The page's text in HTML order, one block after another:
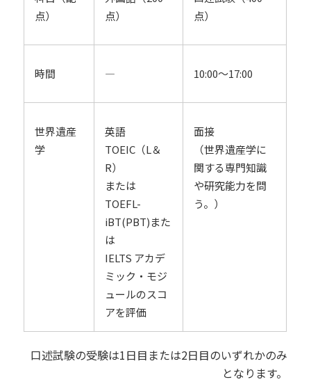
点）
点）
点）
時間 ― 10:00～17:00
世界遺産
学
英語
TOEIC（L＆
R）
または
TOEFL-
iBT(PBT)また
は
IELTS アカデ
ミック・モジ
ュールのスコ
アを評価
面接
（世界遺産学に
関する専門知識
や研究能力を問
う。）
口述試験の受験は1日目または2日目のいずれかのみ
となります。